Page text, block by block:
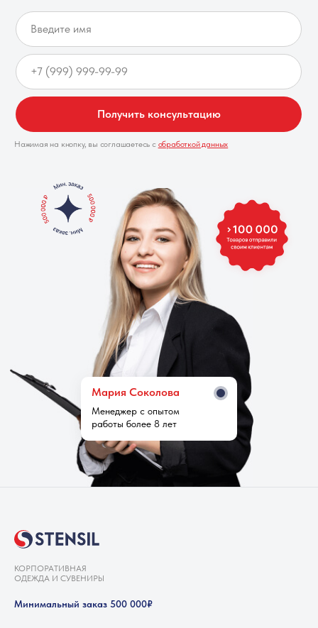
Менеджер с опытом
работы более 8 лет
Мария Cоколова
Получить консультацию
Нажимая на кнопку, вы соглашаетесь с обработкой данных
КОРПОРАТИВНАЯ
ОДЕЖДА И СУВЕНИРЫ
Минимальный заказ 500 000₽